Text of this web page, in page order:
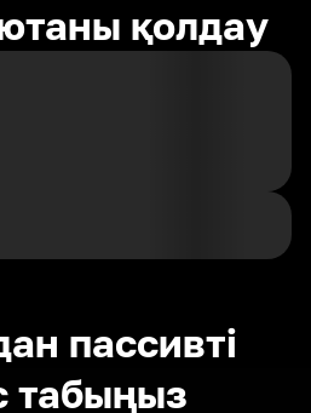
қолдау
пассивті
табыңыз